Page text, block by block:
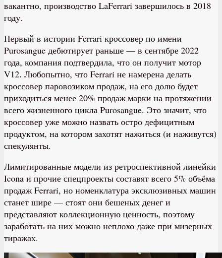
вакантно, производство LaFerrari завершилось в 2018
году.
Первый в истории Ferrari кроссовер по имени
Purosangue дебютирует раньше — в сентябре 2022
года, компания подтвердила, что он получит мотор
V12. Любопытно, что Ferrari не намерена делать
кроссовер паровозиком продаж, на его долю будет
приходиться менее 20% продаж марки на протяжении
всего жизненного цикла Purosangue. Это значит, что
кроссовер уже можно назвать остро дефицитным
продуктом, на котором захотят нажиться (и наживутся)
спекулянты.
Лимитированные модели из ретроспективной линейки
Icona и прочие спецпроекты составят всего 5% объёма
продаж Ferrari, но номенклатура эксклюзивных машин
станет шире — стоят они бешеных денег и
представляют коллекционную ценность, поэтому
заработать на них можно неплохо даже при мизерных
тиражах.